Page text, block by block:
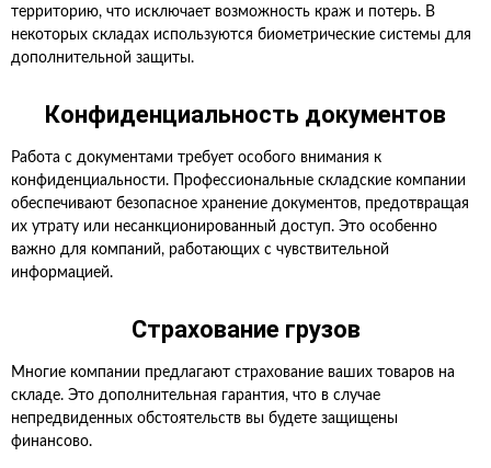
территорию, что исключает возможность краж и потерь. В
некоторых складах используются биометрические системы для
дополнительной защиты.
Конфиденциальность документов
Работа с документами требует особого внимания к
конфиденциальности. Профессиональные складские компании
обеспечивают безопасное хранение документов, предотвращая
их утрату или несанкционированный доступ. Это особенно
важно для компаний, работающих с чувствительной
информацией.
Страхование грузов
Многие компании предлагают страхование ваших товаров на
складе. Это дополнительная гарантия, что в случае
непредвиденных обстоятельств вы будете защищены
финансово.